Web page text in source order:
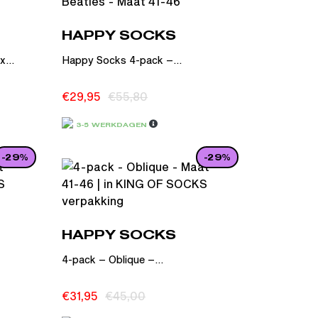
HAPPY SOCKS
Happy Socks 4-pack –...
€29,95 €55,80
3-5 WERKDAGEN
-29% -29%
HAPPY SOCKS
4-pack – Oblique –...
€31,95 €45,00